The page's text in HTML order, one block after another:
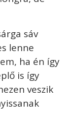
sáv
lenne
ha én így
is így
veszik